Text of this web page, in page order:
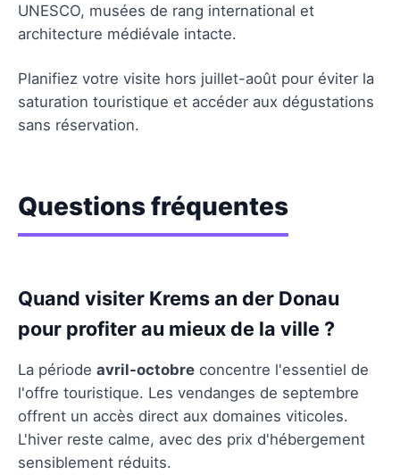
UNESCO, musées de rang international et
architecture médiévale intacte.
Planifiez votre visite hors juillet-août pour éviter la
saturation touristique et accéder aux dégustations
sans réservation.
Questions fréquentes
Quand visiter Krems an der Donau
pour profiter au mieux de la ville ?
La période avril-octobre concentre l'essentiel de
l'offre touristique. Les vendanges de septembre
offrent un accès direct aux domaines viticoles.
L'hiver reste calme, avec des prix d'hébergement
sensiblement réduits.